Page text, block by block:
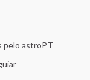
pelo astroPT